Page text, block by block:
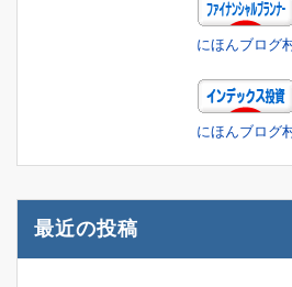
にほんブログ
にほんブログ
最近の投稿